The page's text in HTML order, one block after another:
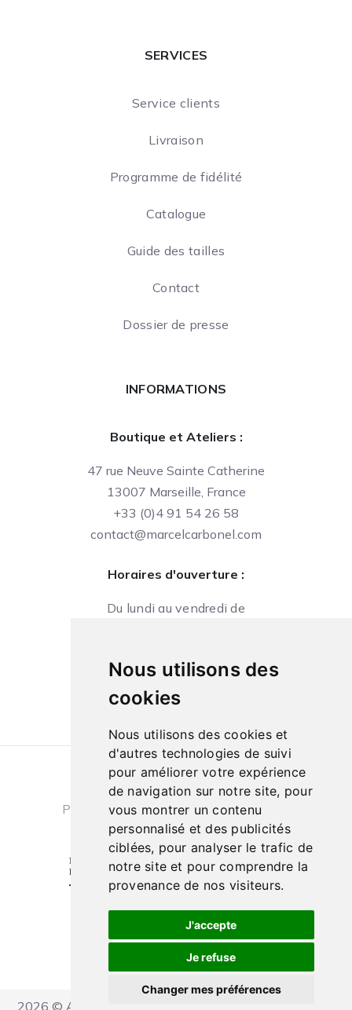
Nous utilisons des
cookies
Nous utilisons des cookies et
d'autres technologies de suivi
pour améliorer votre expérience
de navigation sur notre site, pour
vous montrer un contenu
personnalisé et des publicités
ciblées, pour analyser le trafic de
notre site et pour comprendre la
provenance de nos visiteurs.
J'accepte
Je refuse
Changer mes préférences
SERVICES
Service clients
Livraison
Programme de fidélité
Catalogue
Guide des tailles
Contact
Dossier de presse
INFORMATIONS
Boutique et Ateliers :
47 rue Neuve Sainte Catherine
13007 Marseille, France
+33 (0)4 91 54 26 58
contact@marcelcarbonel.com
Horaires d'ouverture :
Du lundi au vendredi de
10h à 13h et de 14h à 18h
Conditions générales de ventes
|
Politique de confidentialité
| Cookies
2026 © Ateliers Marcel Carbonel - Tous droits réservés